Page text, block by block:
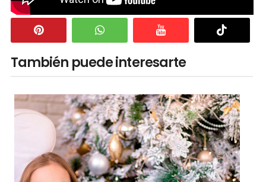
También puede interesarte